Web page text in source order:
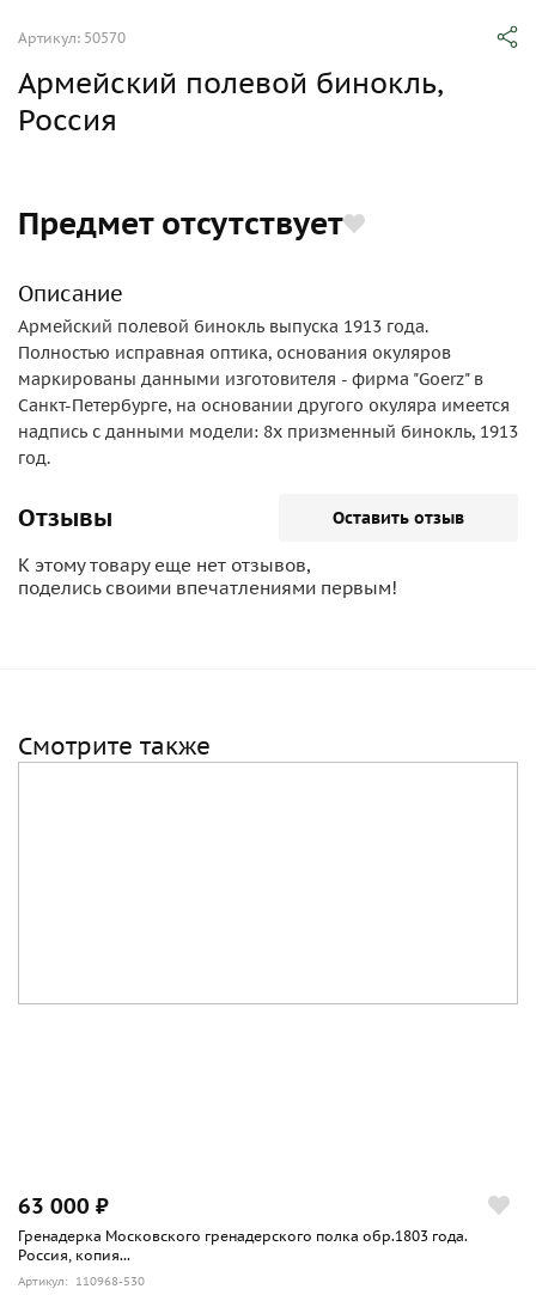
Артикул: 50570
Армейский полевой бинокль,
Россия
Предмет отсутствует
Описание
Армейский полевой бинокль выпуска 1913 года.
Полностью исправная оптика, основания окуляров
маркированы данными изготовителя - фирма "Goerz" в
Санкт-Петербурге, на основании другого окуляра имеется
надпись с данными модели: 8х призменный бинокль, 1913
год.
Отзывы Оставить отзыв
К этому товару еще нет отзывов,
поделись своими впечатлениями первым!
Смотрите также
63 000 ₽
Гренадерка Московского гренадерского полка обр.1803 года.
Россия, копия...
Артикул: 110968-530